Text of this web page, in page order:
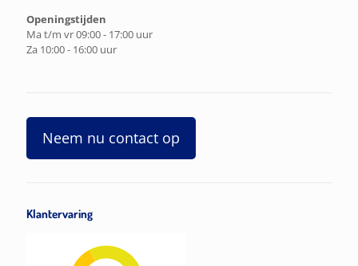
Openingstijden
Ma t/m vr 09:00 - 17:00 uur
Za 10:00 - 16:00 uur
Neem nu contact op
Klantervaring